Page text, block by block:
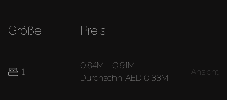
Größe
1
Preis
0.84M- 0.91M
Durchschn. AED 0.88M
Ansicht